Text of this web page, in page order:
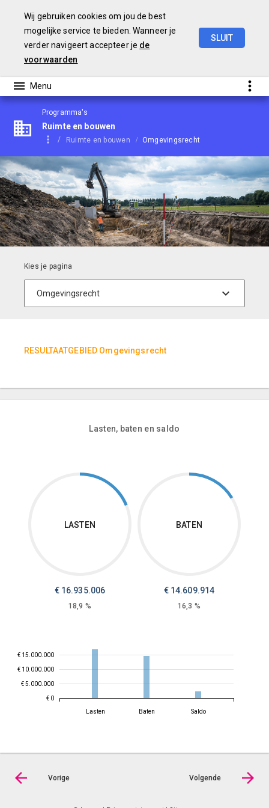
Programma's
Ruimte en bouwen
Ruimte en bouwen Omgevingsrecht
RESULTAATGEBIED Omgevingsrecht
Lasten, baten en saldo
LASTEN
€ 16.935.006
18,9 %
BATEN
€ 14.609.914
16,3 %
€ 0
€ 5.000.000
€ 10.000.000
€ 15.000.000
Lasten Baten Saldo
Vorige Volgende
Wij gebruiken cookies om jou de best
mogelijke service te bieden. Wanneer je
verder navigeert accepteer je de
voorwaarden
SLUIT